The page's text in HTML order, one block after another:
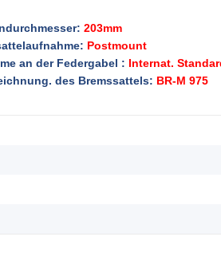
203mm
Postmount
an der Federgabel : Internat.
des Bremssattels: BR-M 975